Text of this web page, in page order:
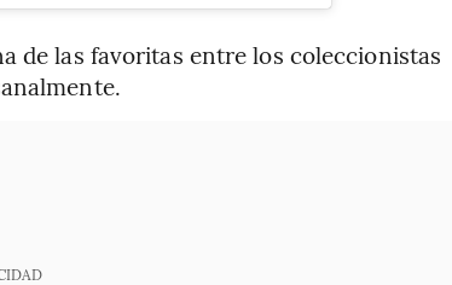
de las favoritas entre los coleccionistas